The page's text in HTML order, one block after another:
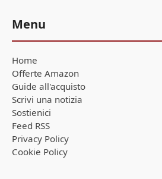
Menu
Home
Offerte Amazon
Guide all'acquisto
Scrivi una notizia
Sostienici
Feed RSS
Privacy Policy
Cookie Policy